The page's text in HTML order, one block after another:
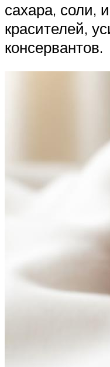
сахара, соли,
красителей,
консервантов.